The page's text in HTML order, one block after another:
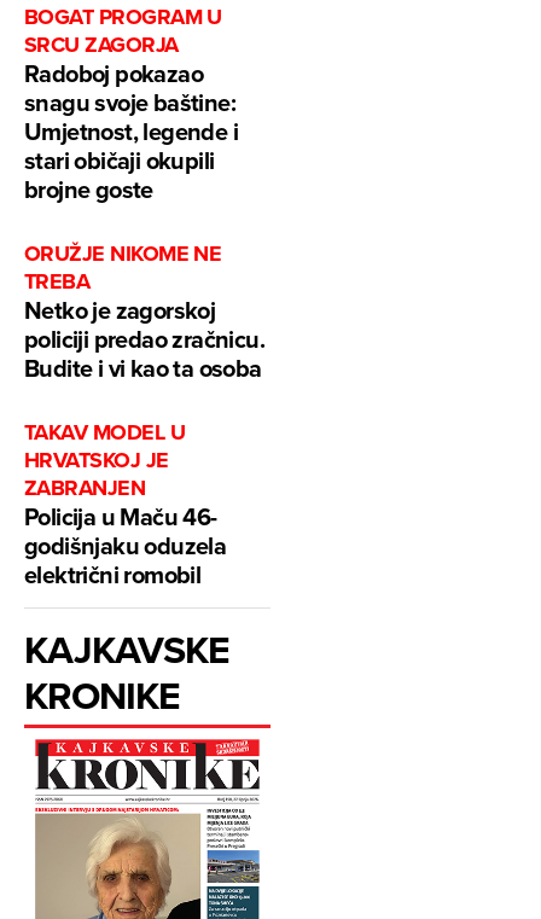
BOGAT PROGRAM U
SRCU ZAGORJA
Radoboj pokazao
snagu svoje baštine:
Umjetnost, legende i
stari običaji okupili
brojne goste
ORUŽJE NIKOME NE
TREBA
Netko je zagorskoj
policiji predao zračnicu.
Budite i vi kao ta osoba
TAKAV MODEL U
HRVATSKOJ JE
ZABRANJEN
Policija u Maču 46-
godišnjaku oduzela
električni romobil
KAJKAVSKE
KRONIKE